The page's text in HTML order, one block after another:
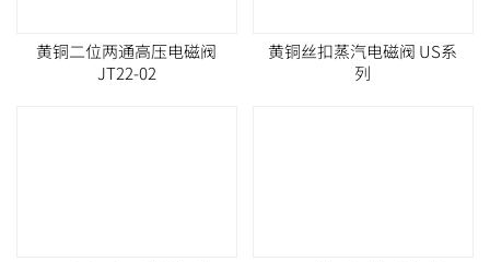
黄铜二位两通高压电磁阀
JT22-02
黄铜丝扣蒸汽电磁阀 US系
列